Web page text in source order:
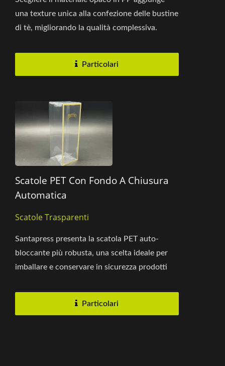
una texture unica alla confezione delle bustine
di tè, migliorando la qualità complessiva.
Particolari
Scatole PET Con Fondo A Chiusura
Automatica
Scatole Trasparenti
Santapress presenta la scatola PET auto-
bloccante più robusta, una scelta ideale per
imballare e conservare in sicurezza prodotti
Particolari